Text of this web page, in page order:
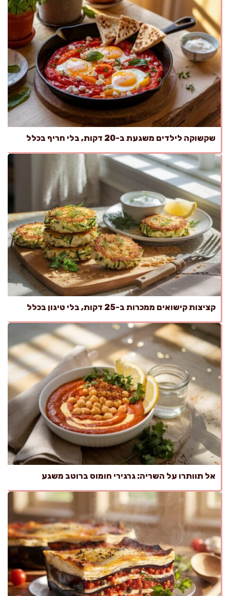
שקשוקה לילדים משגעת ב-20 דקות, בלי חריף בכלל
קציצות קישואים ממכרות ב-25 דקות, בלי טיגון בכלל
אל תוותרו על השריה: גרגירי חומוס ברוטב משגע